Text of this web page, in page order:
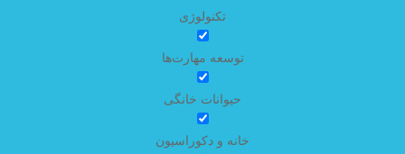
تکنولوژی
توسعه مهارت‌ها
حیوانات خانگی
خانه و دکوراسیون